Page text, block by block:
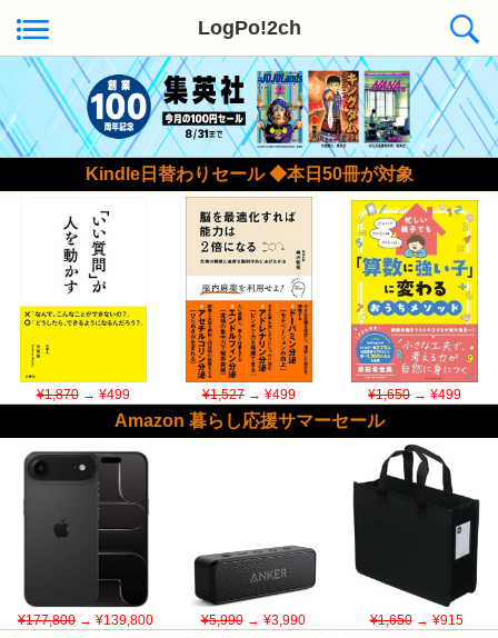
LogPo!2ch
Kindle日替わりセール ◆本日50冊が対象
¥1,870→ ¥499 ¥1,527→ ¥499 ¥1,650→ ¥499
Amazon 暮らし応援サマーセール
¥177,800 → ¥139,800 ¥5,990→ ¥3,990 ¥1,650→ ¥915